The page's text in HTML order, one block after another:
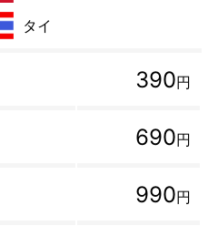
タイ
390円
690円
990円